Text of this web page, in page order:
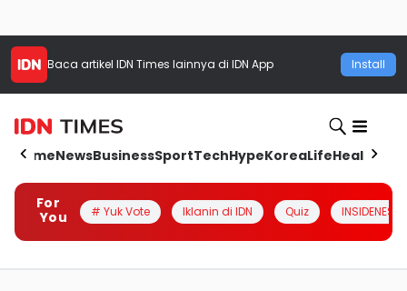
Baca artikel IDN Times lainnya di IDN App Install
HomeNewsBusinessSportTechHypeKoreaLifeHealth
For
You
# Yuk Vote Iklanin di IDN Quiz INSIDENESIA